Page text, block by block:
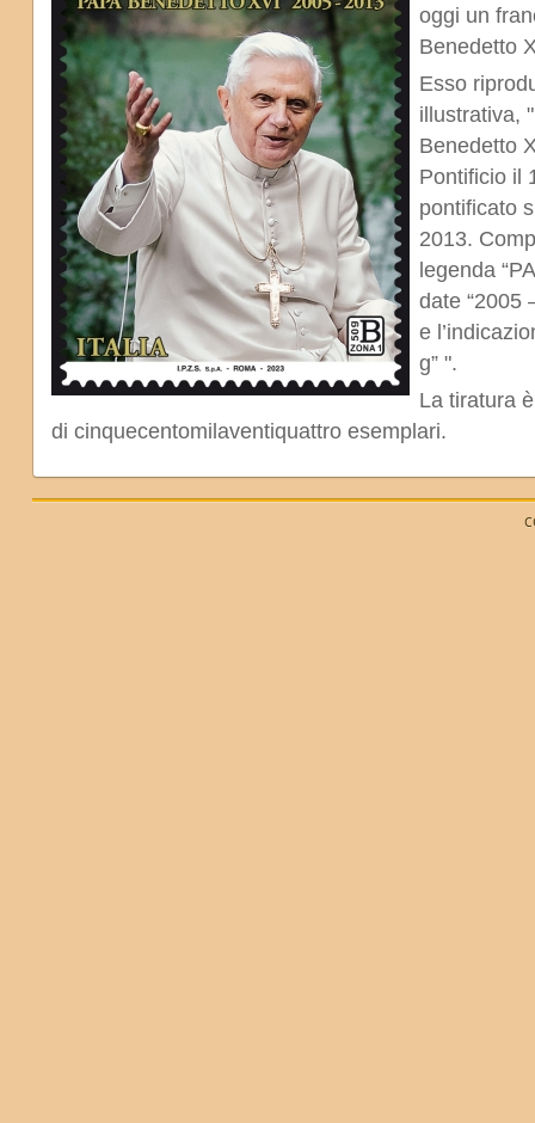
oggi un
Benedetto
Esso
illustrativa,
Benedetto
Pontificio il
pontificato
2013.
legenda
date “2005
e
g” ".
La tiratura è
di cinquecentomilaventiquattro esemplari.